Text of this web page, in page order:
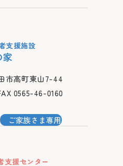
支援施設
家
市高町東山7-44
0565-46-0160
ご家族さま専用
支援センター